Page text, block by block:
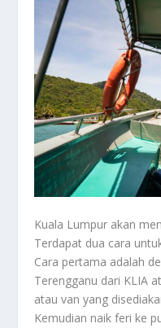
Kuala Lumpur akan
Terdapat dua cara
Cara pertama adalah
Terengganu dari KLIA
atau van yang
Kemudian naik feri ke